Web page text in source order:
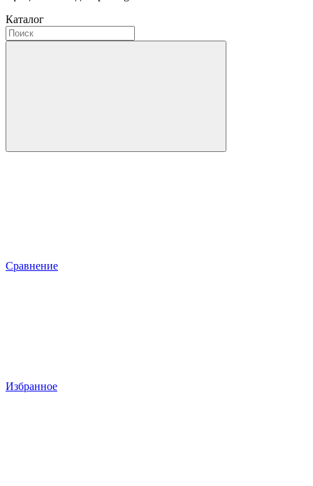
Каталог
Сравнение
Избранное